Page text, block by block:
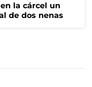
la cárcel un
de dos nenas